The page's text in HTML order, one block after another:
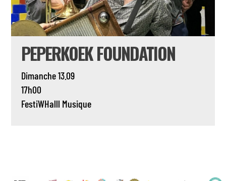
PEPERKOEK FOUNDATION
Dimanche 13.09
17h00
FestiWHalll Musique